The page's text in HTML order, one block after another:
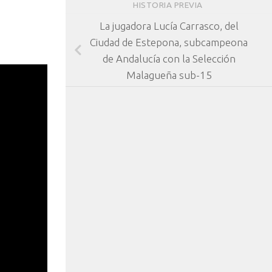
HISTORIA PREVIA
La jugadora Lucía Carrasco, del
Ciudad de Estepona, subcampeona
de Andalucía con la Selección
Malagueña sub-15